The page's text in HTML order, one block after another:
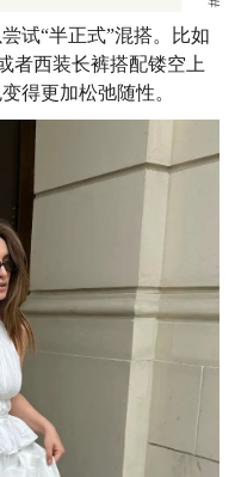
试“半正式”混搭。比如
者西装长裤搭配镂空上
得更加松弛随性。